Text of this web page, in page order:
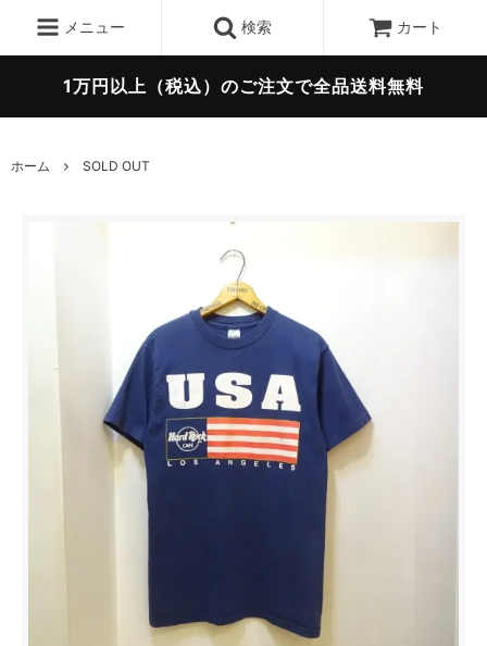
メニュー 検索 カート
1万円以上（税込）のご注文で全品送料無料
ホーム SOLD OUT